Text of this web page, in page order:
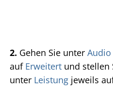
2. Gehen Sie unter Audio
auf Erweitert und stellen
unter Leistung jeweils